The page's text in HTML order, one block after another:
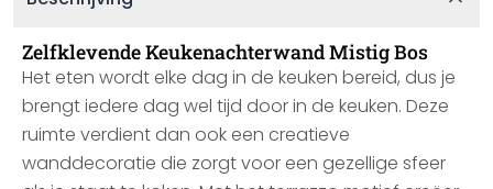
Zelfklevende Keukenachterwand Mistig Bos
Het eten wordt elke dag in de keuken bereid, dus je
brengt iedere dag wel tijd door in de keuken. Deze
ruimte verdient dan ook een creatieve
wanddecoratie die zorgt voor een gezellige sfeer